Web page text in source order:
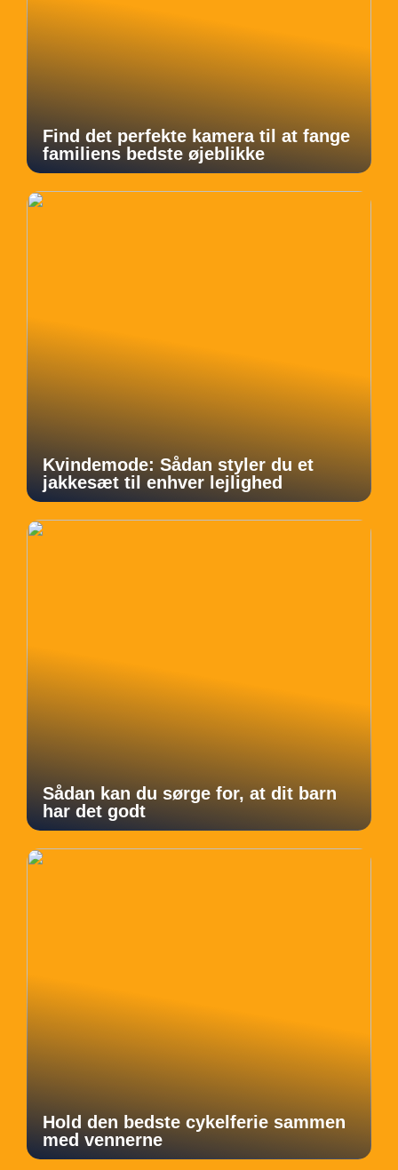
Find det perfekte kamera til at fange
familiens bedste øjeblikke
Kvindemode: Sådan styler du et
jakkesæt til enhver lejlighed
Sådan kan du sørge for, at dit barn
har det godt
Hold den bedste cykelferie sammen
med vennerne